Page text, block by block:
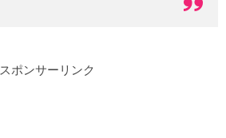
スポンサーリンク